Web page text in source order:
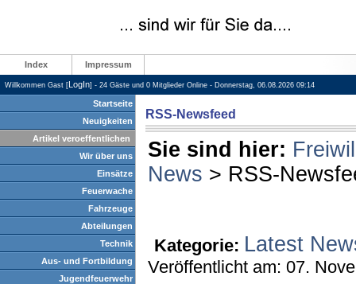
Index Impressum
Willkommen Gast [LogIn] - 24 Gäste und 0 Mitglieder Online - Donnerstag, 06.08.2026 09:14
Startseite
Neuigkeiten
Artikel veroeffentlichen
Wir über uns
Einsätze
Feuerwache
Fahrzeuge
Abteilungen
Technik
Aus- und Fortbildung
Jugendfeuerwehr
RSS-Newsfeed
Sie sind hier:
News > RSS-
Kategorie: Latest
Veröffentlicht am: 07.